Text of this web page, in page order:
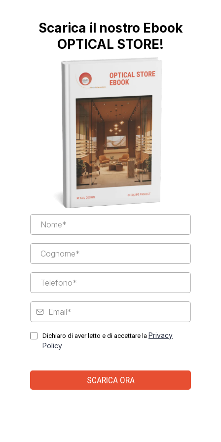
Scarica il nostro Ebook
OPTICAL STORE!
Dichiaro di aver letto e di accettare la Privacy
Policy
SCARICA ORA